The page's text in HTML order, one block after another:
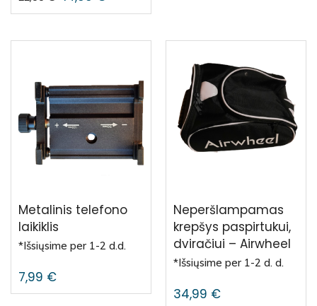
Metalinis telefono
laikiklis
*Išsiųsime per 1-2 d.d.
7,99 €
Neperšlampamas
krepšys paspirtukui,
dviračiui – Airwheel
*Išsiųsime per 1-2 d. d.
34,99 €